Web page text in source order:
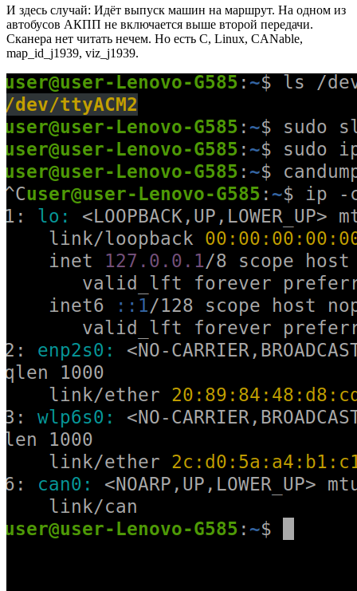
И здесь случай: Идёт выпуск машин на маршрут. На одном из
автобусов АКПП не включается выше второй передачи.
Сканера нет читать нечем. Но есть C, Linux, CANable,
map_id_j1939, viz_j1939.